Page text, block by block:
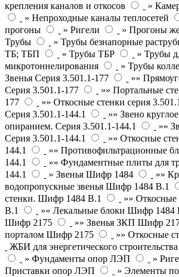
крепления каналов и откосов
»
» Непроходные каналы теплосетей
прогоны
» Ригели
» Прогоны
Трубы
» Трубы безнапорные
ТБ; ТБП
» Трубы ТБР
» Трубы
микротоннелирования
» Трубы
Звенья Серия 3.501.1-177
»»
Серия 3.501.1-177
»» Портальные
177
»» Откосные стенки серия
Серия 3.501.1-144.1
»» Звено
опиранием. Серия 3.501.1-144.1
»»
Серия 3.501.1-144.1
»» Откосные
144.1
»» Противофильтрационные
144.1
»» Фундаментные плиты для
144.1
» Звенья Шифр 1484
»»
водопропускные звенья Шифр 1484 В.1
стенки. Шифр 1484 В.1
»»
В.1
»» Лекальные блоки Шифр 1484
Шифр 2175
»» Звенья ЗКП Шифр
порталом Шифр 2175
»» Откосные
ЖБИ для энергетического строительства
» Фундаменты опор ЛЭП
»
Приставки опор ЛЭП
» Элементы